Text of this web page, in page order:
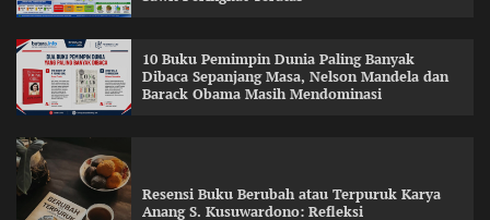
10 Buku Pemimpin Dunia Paling Banyak
Dibaca Sepanjang Masa, Nelson Mandela dan
Barack Obama Masih Mendominasi
Resensi Buku Berubah atau Terpuruk Karya
Anang S. Kusuwardono: Refleksi